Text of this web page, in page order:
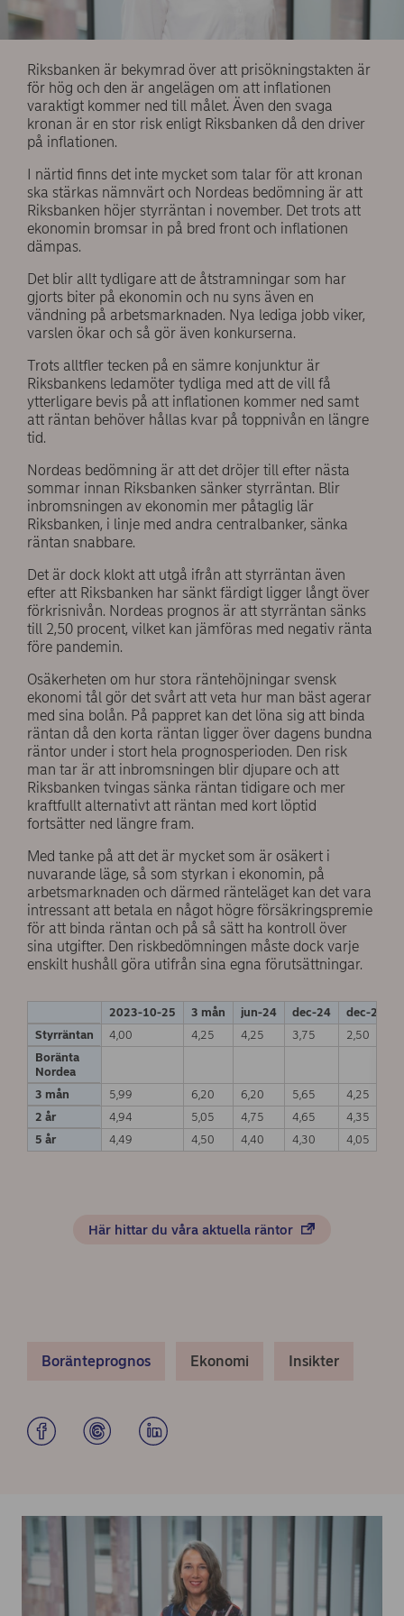
Riksbanken är bekymrad över att prisökningstakten är
för hög och den är angelägen om att inflationen
varaktigt kommer ned till målet. Även den svaga
kronan är en stor risk enligt Riksbanken då den driver
på inflationen.
I närtid finns det inte mycket som talar för att kronan
ska stärkas nämnvärt och Nordeas bedömning är att
Riksbanken höjer styrräntan i november. Det trots att
ekonomin bromsar in på bred front och inflationen
dämpas.
Det blir allt tydligare att de åtstramningar som har
gjorts biter på ekonomin och nu syns även en
vändning på arbetsmarknaden. Nya lediga jobb viker,
varslen ökar och så gör även konkurserna.
Trots alltfler tecken på en sämre konjunktur är
Riksbankens ledamöter tydliga med att de vill få
ytterligare bevis på att inflationen kommer ned samt
att räntan behöver hållas kvar på toppnivån en längre
tid.
Nordeas bedömning är att det dröjer till efter nästa
sommar innan Riksbanken sänker styrräntan. Blir
inbromsningen av ekonomin mer påtaglig lär
Riksbanken, i linje med andra centralbanker, sänka
räntan snabbare.
Det är dock klokt att utgå ifrån att styrräntan även
efter att Riksbanken har sänkt färdigt ligger långt över
förkrisnivån. Nordeas prognos är att styrräntan sänks
till 2,50 procent, vilket kan jämföras med negativ ränta
före pandemin.
Osäkerheten om hur stora räntehöjningar svensk
ekonomi tål gör det svårt att veta hur man bäst agerar
med sina bolån. På pappret kan det löna sig att binda
räntan då den korta räntan ligger över dagens bundna
räntor under i stort hela prognosperioden. Den risk
man tar är att inbromsningen blir djupare och att
Riksbanken tvingas sänka räntan tidigare och mer
kraftfullt alternativt att räntan med kort löptid
fortsätter ned längre fram.
Med tanke på att det är mycket som är osäkert i
nuvarande läge, så som styrkan i ekonomin, på
arbetsmarknaden och därmed ränteläget kan det vara
intressant att betala en något högre försäkringspremie
för att binda räntan och på så sätt ha kontroll över
sina utgifter. Den riskbedömningen måste dock varje
enskilt hushåll göra utifrån sina egna förutsättningar.
2023-10-25 3 mån jun-24 dec-24
dec-25
Styrräntan
4,00 4,25 4,25 3,75
2,50
Boränta
Nordea
3 mån
5,99 6,20 6,20 5,65
4,25
2 år
4,94 5,05 4,75 4,65
4,35
5 år
4,49 4,50 4,40 4,30 4,05
Här hittar du våra aktuella räntor
Boränteprognos Ekonomi Insikter